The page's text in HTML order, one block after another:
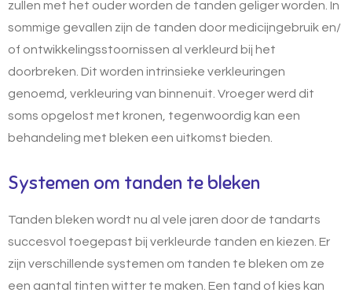
zullen met het ouder worden de tanden geliger worden. In
sommige gevallen zijn de tanden door medicijngebruik en/
of ontwikkelingsstoornissen al verkleurd bij het
doorbreken. Dit worden intrinsieke verkleuringen
genoemd, verkleuring van binnenuit. Vroeger werd dit
soms opgelost met kronen, tegenwoordig kan een
behandeling met bleken een uitkomst bieden.
Systemen om tanden te bleken
Tanden bleken wordt nu al vele jaren door de tandarts
succesvol toegepast bij verkleurde tanden en kiezen. Er
zijn verschillende systemen om tanden te bleken om ze
een aantal tinten witter te maken. Een tand of kies kan